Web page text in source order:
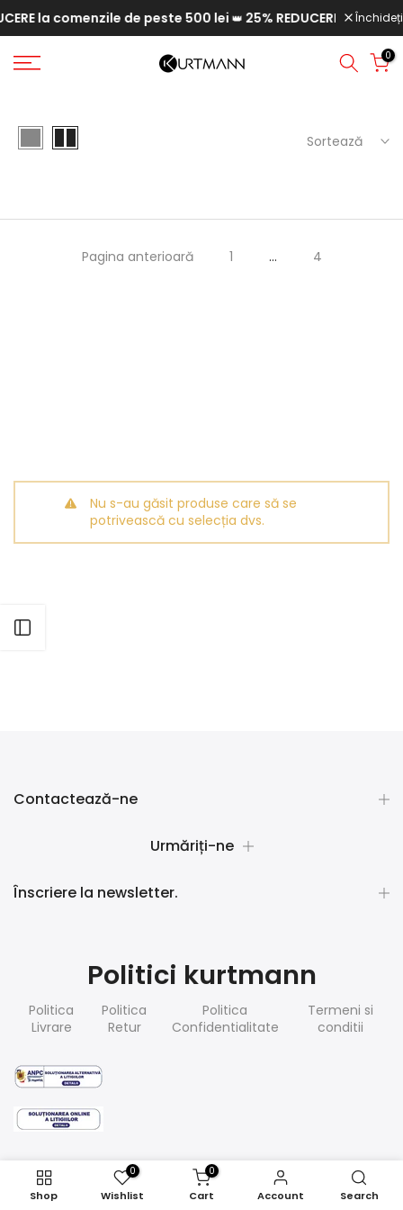
Săriți
la
conținut
la comenzile de peste 500 lei👑25% REDUCERE laÎnchideți
0
Sortează
Pagina anterioară 1 … 4
Nu s-au găsit produse care să se
potrivească cu selecția dvs.
Contactează-ne
Urmăriți-ne
Înscriere la newsletter.
Politici kurtmann
Politica
Livrare
Politica
Retur
Politica
Confidentialitate
Termeni si
conditii
Shop
0
Wishlist
0
Cart Account Search